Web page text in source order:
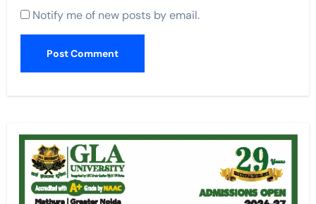
Notify me of new posts by email.